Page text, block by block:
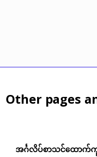
Other pages
အင်္ဂလိပ်စာသင်ထောက်ကူပ